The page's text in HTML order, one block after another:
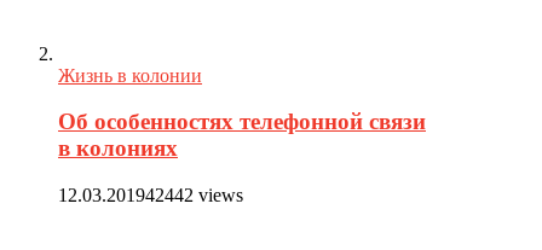
Жизнь в колонии
Об особенностях телефонной связи
в колониях
12.03.201942442 views